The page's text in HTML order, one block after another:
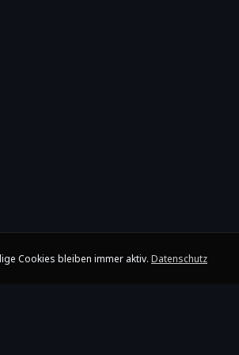
Cookies bleiben immer aktiv. Datenschutz